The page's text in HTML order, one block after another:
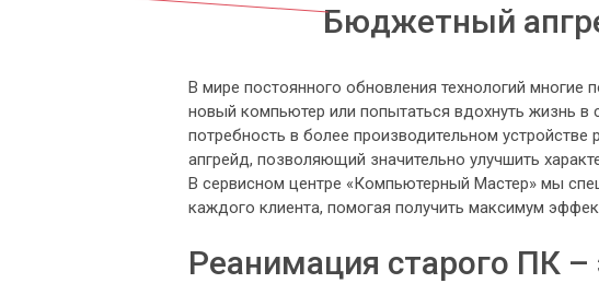
Бюджетный
В мире постоянного обновления технологий многие
новый компьютер или попытаться вдохнуть жизнь
потребность в более производительном
апгрейд, позволяющий значительно улучшить
В сервисном центре «Компьютерный Мастер» мы
каждого клиента, помогая получить максимум
Реанимация старого ПК –